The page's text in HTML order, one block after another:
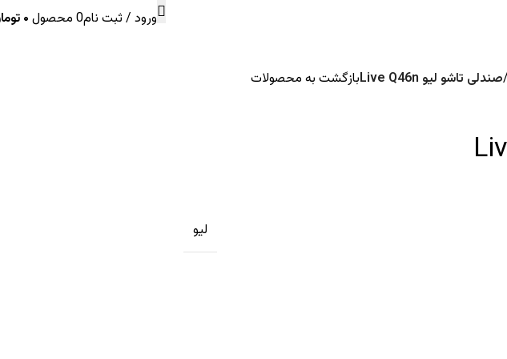
ورود / ثبت نام0 محصول ۰
صندلی تاشو لیو Live Q46n بازگشت به محصولات
لیو